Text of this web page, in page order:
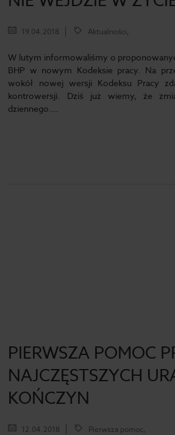
19.04.2018 Aktualności,
W lutym informowaliśmy o
BHP w nowym Kodeksie pracy. Na
wokół nowej wersji Kodeksu Pracy
kontrowersji. Dziś już wiemy, że
dziennego.…
PIERWSZA POMOC
NAJCZĘSTSZYCH
KOŃCZYN
12.04.2018 Pierwsza pomoc,